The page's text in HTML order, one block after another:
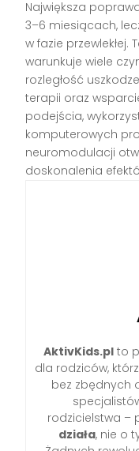
Największa
3–6 miesiącach,
w fazie
warunkuje wiele
rozległość
terapii oraz
podejścia,
komputerowych
neuromodulacji
doskonalenia
AktivKids.plto
dla rodziców,
bez zbędnych
rodzicielstwa –
działa, nie o